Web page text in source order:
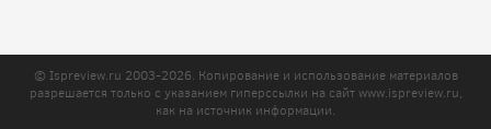
© Ispreview.ru 2003-2026. Копирование и использование материалов
разрешается только с указанием гиперссылки на сайтwww.ispreview.ru,
как на источник информации.